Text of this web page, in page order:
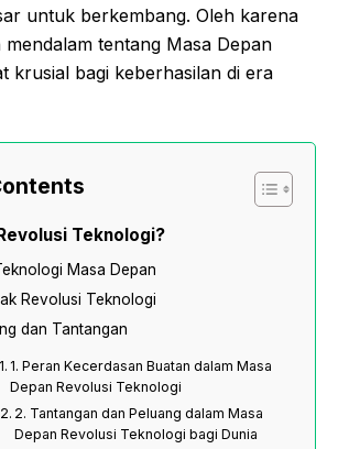
untuk berkembang. Oleh karena
tentang Masa Depan
krusial bagi keberhasilan di era
Teknologi?
Masa Depan
Revolusi Teknologi
dan Tantangan
1. Peran Kecerdasan Buatan dalam Masa
Depan Revolusi Teknologi
2. Tantangan dan Peluang dalam Masa
Depan Revolusi Teknologi bagi Dunia